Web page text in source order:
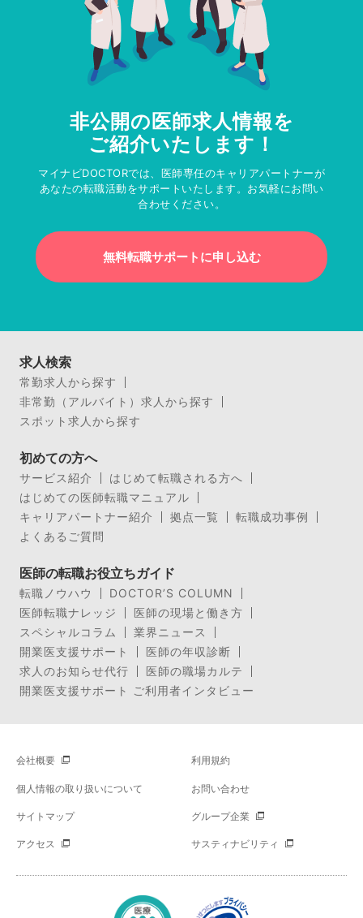
非公開の医師求人情報を
ご紹介いたします！
マイナビDOCTORでは、医師専任のキャリアパートナーが
あなたの転職活動をサポートいたします。お気軽にお問い
合わせください。
無料転職サポートに申し込む
求人検索
常勤求人から探す
非常勤（アルバイト）求人から探す
スポット求人から探す
初めての方へ
サービス紹介
はじめて転職される方へ
はじめての医師転職マニュアル
キャリアパートナー紹介
拠点一覧
転職成功事例
よくあるご質問
医師の転職お役立ちガイド
転職ノウハウ
DOCTOR’S COLUMN
医師転職ナレッジ
医師の現場と働き方
スペシャルコラム
業界ニュース
開業医支援サポート
医師の年収診断
求人のお知らせ代行
医師の職場カルテ
開業医支援サポート ご利用者インタビュー
会社概要 利用規約
個人情報の取り扱いについて お問い合わせ
サイトマップ グループ企業
アクセス サスティナビリティ